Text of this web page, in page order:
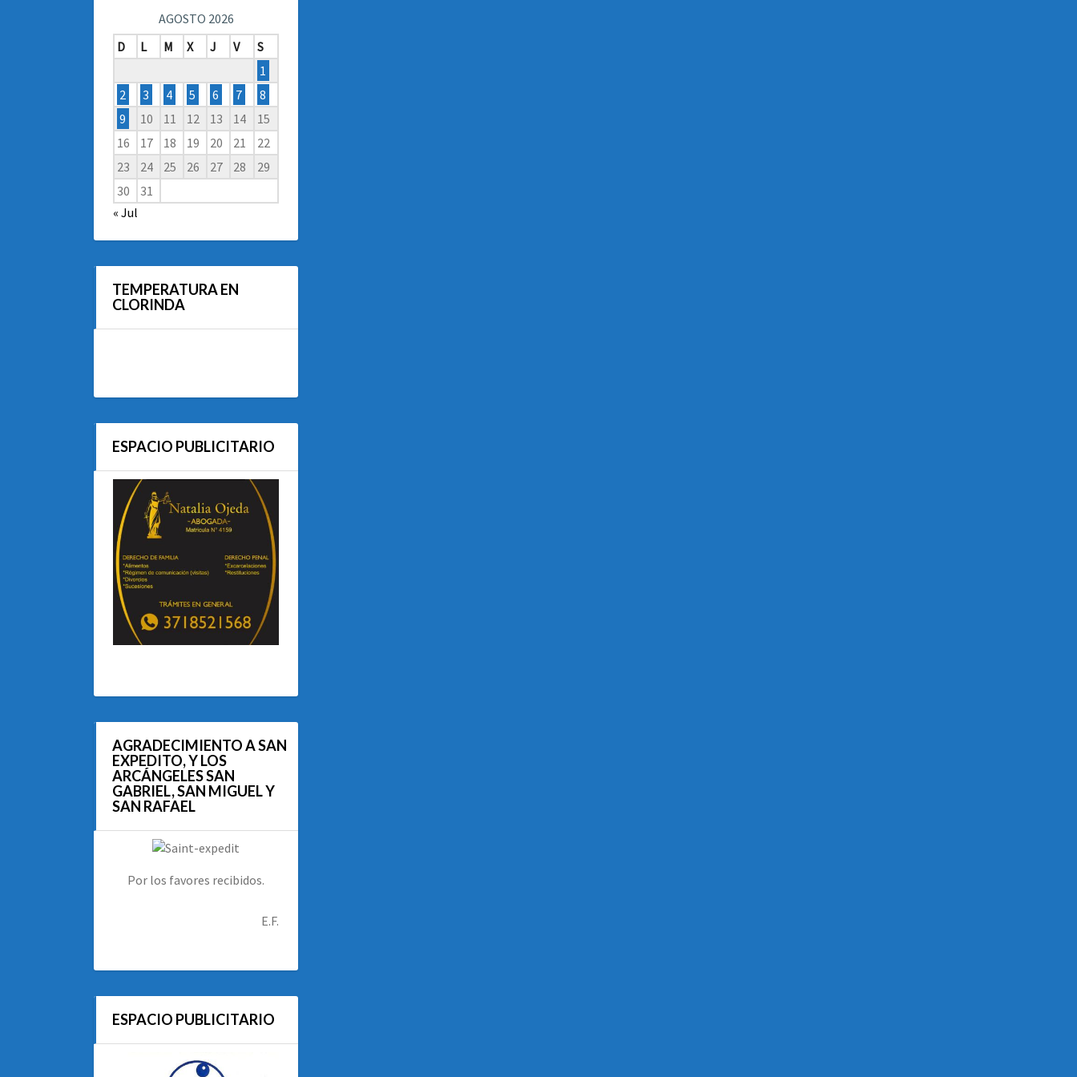
AGOSTO 2026
D
L M X J V
S
1
2
3 4 5 6 7
8
9
10 11 12 13 14
15
16
17 18 19 20 21
22
23
24 25 26 27 28
29
30
31
« Jul
TEMPERATURA EN
CLORINDA
ESPACIO PUBLICITARIO
AGRADECIMIENTO A SAN
EXPEDITO, Y LOS
ARCÁNGELES SAN
GABRIEL, SAN MIGUEL Y
SAN RAFAEL
Por los favores recibidos.
E.F.
ESPACIO PUBLICITARIO